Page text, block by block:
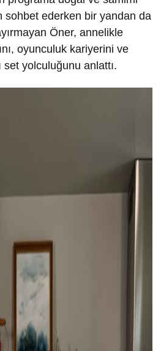
sohbet ederken bir yandan da
Öner, annelikle
oyunculuk kariyerini ve
set yolculuğunu anlattı.